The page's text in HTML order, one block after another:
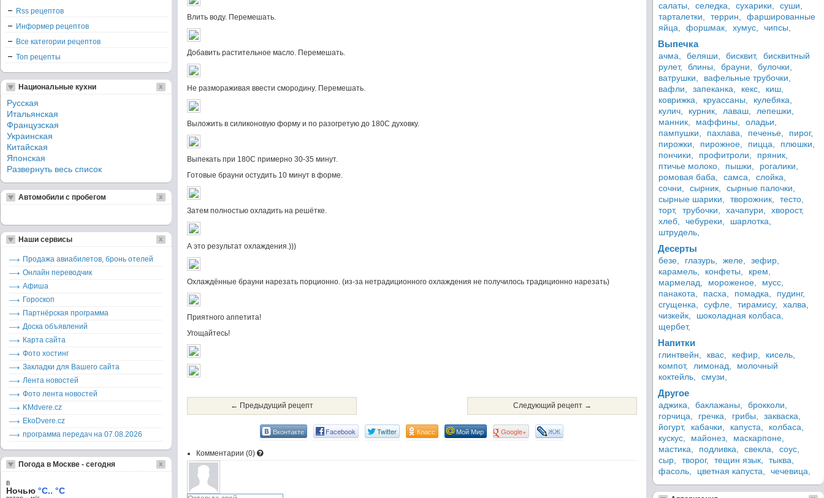
Влить воду. Перемешать.
Добавить растительное масло. Перемешать.
Не размораживая ввести смородину. Перемешать.
Выложить в силиконовую форму и по разогретую до 180С духовку.
Выпекать при 180С примерно 30-35 минут.
Готовые брауни остудить 10 минут в форме.
Затем полностью охладить на решётке.
А это результат охлаждения.)))
Охлаждённые брауни нарезать порционно. (из-за нетрадиционного охлаждения не получилось традиционно нарезать)
Приятного аппетита!
Угощайтесь!
← Предыдущий рецепт Следующий рецепт →
Вконтакте Facebook Twitter Класс Мой Мир Google+ ЖЖ
Комментарии (0)
Rss рецептов
Информер рецептов
Все категории рецептов
Топ рецепты
Национальные кухни
Русская
Итальянская
Французская
Украинская
Китайская
Японская
Развернуть весь список
Автомобили с пробегом
Наши сервисы
Продажа авиабилетов, бронь отелей
Онлайн переводчик
Афиша
Гороскоп
Партнёрская программа
Доска объявлений
Карта сайта
Фото хостинг
Закладки для Вашего сайта
Лента новостей
Фото лента новостей
KMdvere.cz
EkoDvere.cz
программа передач на 07.08.2026
Погода в Москве - сегодня
в
Ночью °C.. °C
салаты,
селедка, сухарики,
суши,
тарталетки,
террин,
фаршированные
яйца,
форшмак, хумус, чипсы,
Выпечка
ачма, беляши, бисквит,
бисквитный
рулет,
блины, брауни,
булочки,
ватрушки,
вафельные трубочки,
вафли,
запеканка, кекс,
киш,
коврижка,
круассаны,
кулебяка,
кулич,
курник, лаваш,
лепешки,
манник,
маффины,
оладьи,
пампушки,
пахлава, печенье,
пирог,
пирожки,
пирожное, пицца,
плюшки,
пончики,
профитроли,
пряник,
птичье молоко,
пышки,
рогалики,
ромовая баба,
самса,
слойка,
сочни,
сырник,
сырные палочки,
сырные шарики,
творожник,
тесто,
торт,
трубочки, хачапури,
хворост,
хлеб,
чебуреки,
шарлотка,
штрудель,
Десерты
безе, глазурь, желе,
зефир,
карамель,
конфеты,
крем,
мармелад,
мороженое,
мусс,
панакота,
пасха, помадка,
пудинг,
сгущенка,
суфле, тирамису,
халва,
чизкейк,
шоколадная колбаса,
щербет,
Напитки
глинтвейн, квас, кефир,
кисель,
компот,
лимонад,
молочный
коктейль,
смузи,
Другое
аджика, баклажаны,
брокколи,
горчица,
гречка, грибы,
закваска,
йогурт,
кабачки, капуста,
колбаса,
кускус,
майонез,
маскарпоне,
мастика,
подливка, свекла,
соус,
сыр,
творог, тещин язык,
тыква,
фасоль,
цветная капуста, чечевица,